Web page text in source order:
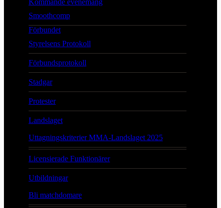
Kommande evenemang
Smoothcomp
Förbundet
Styrelsens Protokoll
Förbundsprotokoll
Stadgar
Protester
Landslaget
Uttagningskriterier MMA-Landslaget 2025
Licensierade Funktionärer
Utbildningar
Bli matchdomare